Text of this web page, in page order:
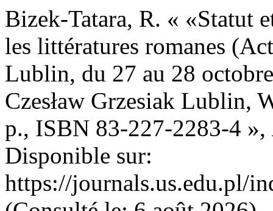
Bizek-Tatara, R. « «Statut
les littératures romanes
Lublin, du 27 au 28
Czesław Grzesiak Lublin,
p., ISBN 83-227-2283-4 »,
Disponible sur:
https://journals.us.edu.pl/